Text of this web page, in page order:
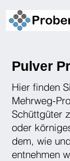
Pulver
Hier finden
Mehrweg-
Schüttgüter
oder
dem, wie
entnehmen